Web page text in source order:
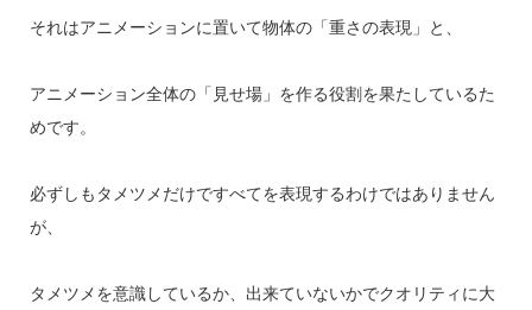
それはアニメーションに置いて物体の「重さの表現」と、
アニメーション全体の「見せ場」を作る役割を果たしているた
めです。
必ずしもタメツメだけですべてを表現するわけではありません
が、
タメツメを意識しているか、出来ていないかでクオリティに大